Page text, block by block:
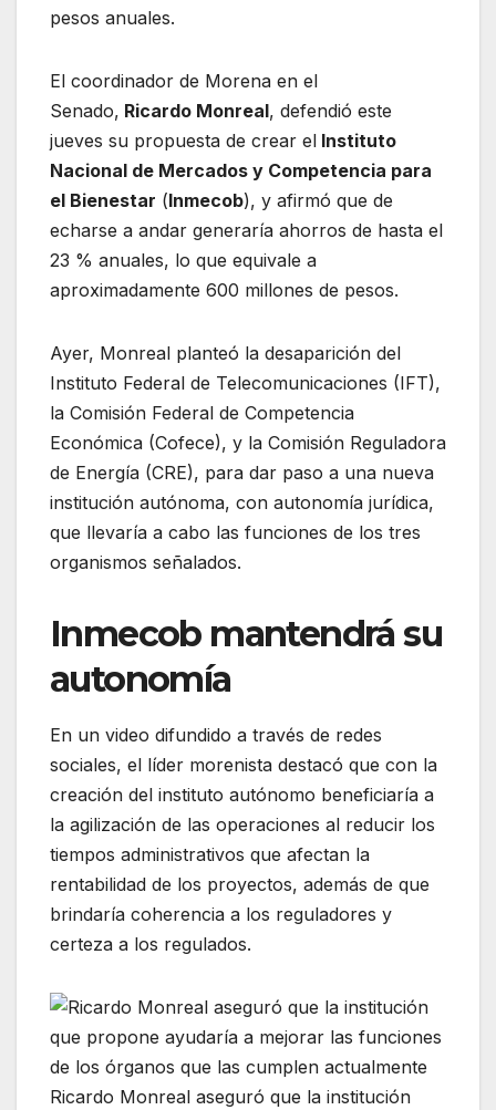
pesos anuales.
El coordinador de Morena en el
Senado, Ricardo Monreal, defendió este
jueves su propuesta de crear el Instituto
Nacional de Mercados y Competencia para
el Bienestar (Inmecob), y afirmó que de
echarse a andar generaría ahorros de hasta el
23 % anuales, lo que equivale a
aproximadamente 600 millones de pesos.
Ayer, Monreal planteó la desaparición del
Instituto Federal de Telecomunicaciones (IFT),
la Comisión Federal de Competencia
Económica (Cofece), y la Comisión Reguladora
de Energía (CRE), para dar paso a una nueva
institución autónoma, con autonomía jurídica,
que llevaría a cabo las funciones de los tres
organismos señalados.
Inmecob mantendrá su
autonomía
En un video difundido a través de redes
sociales, el líder morenista destacó que con la
creación del instituto autónomo beneficiaría a
la agilización de las operaciones al reducir los
tiempos administrativos que afectan la
rentabilidad de los proyectos, además de que
brindaría coherencia a los reguladores y
certeza a los regulados.
Ricardo Monreal aseguró que la institución